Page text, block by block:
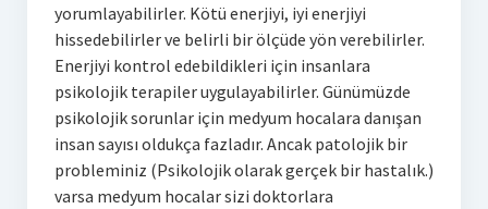
yorumlayabilirler. Kötü enerjiyi, iyi enerjiyi
hissedebilirler ve belirli bir ölçüde yön verebilirler.
Enerjiyi kontrol edebildikleri için insanlara
psikolojik terapiler uygulayabilirler. Günümüzde
psikolojik sorunlar için medyum hocalara danışan
insan sayısı oldukça fazladır. Ancak patolojik bir
probleminiz (Psikolojik olarak gerçek bir hastalık.)
varsa medyum hocalar sizi doktorlara